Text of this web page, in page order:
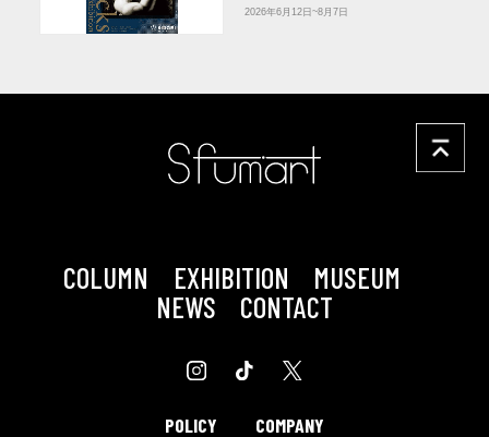
2026年6月12日~8月7日
COLUMN EXHIBITION
MUSEUM
NEWS
CONTACT
POLICY COMPANY